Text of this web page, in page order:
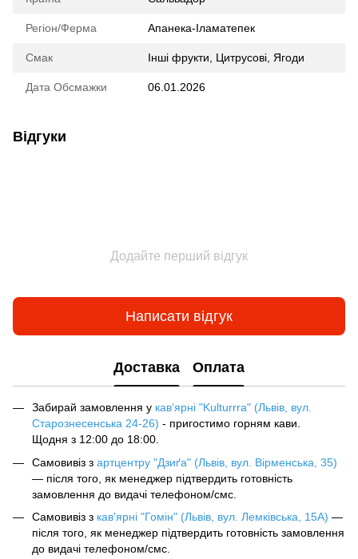
Регіон/Ферма Апанека-Іламатепек
Смак Інші фрукти, Цитрусові, Ягоди
Дата Обсмажки 06.01.2026
Відгуки
Додайте перший відгук
Написати відгук
Доставка Оплата
Забирай замовлення у кав‘ярні "Kulturrra" (Львів, вул.
Старознесенська 24-26) - пригостимо горням кави.
Щодня з 12:00 до 18:00.
Самовивіз з артцентру "Дзиґа" (Львів, вул. Вірменська, 35)
— після того, як менеджер підтвердить готовність
замовлення до видачі телефоном/смс.
Самовивіз з кав'ярні "Гомін" (Львів, вул. Лемківська, 15А) —
після того, як менеджер підтвердить готовність замовлення
до видачі телефоном/смс.